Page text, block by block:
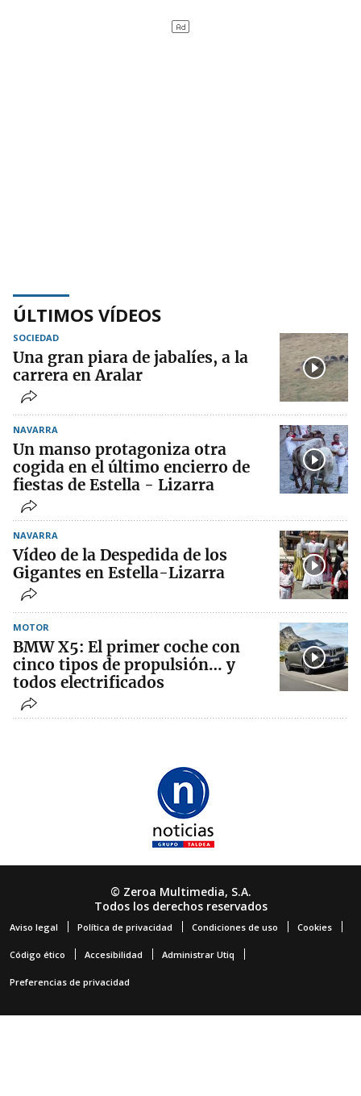
ÚLTIMOS VÍDEOS
SOCIEDAD
Una gran piara de jabalíes, a la
carrera en Aralar
NAVARRA
Un manso protagoniza otra
cogida en el último encierro de
fiestas de Estella - Lizarra
NAVARRA
Vídeo de la Despedida de los
Gigantes en Estella-Lizarra
MOTOR
BMW X5: El primer coche con
cinco tipos de propulsión… y
todos electrificados
© Zeroa Multimedia, S.A.
Todos los derechos reservados
Aviso legal Política de privacidad Condiciones de uso Cookies
Código ético Accesibilidad Administrar Utiq
Preferencias de privacidad